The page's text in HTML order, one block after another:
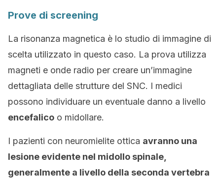
Prove di screening
La risonanza magnetica è lo studio di immagine di
scelta utilizzato in questo caso. La prova utilizza
magneti e onde radio per creare un’immagine
dettagliata delle strutture del SNC. I medici
possono individuare un eventuale danno a livello
encefalico o midollare.
I pazienti con neuromielite ottica avranno una
lesione evidente nel midollo spinale,
generalmente a livello della seconda vertebra